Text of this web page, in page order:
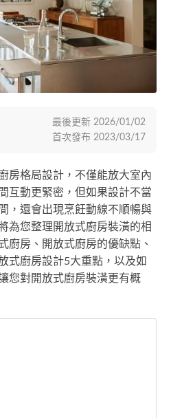
房格局設計，不僅能放大室內
互動更緊密，但如果設計不當
，還會出現烹飪動線不順暢與
為您整理開放式廚房裝潢的相
廚房、開放式廚房的優缺點、
式廚房設計5大重點，以及如
您對開放式廚房裝潢更有概
最後更新 2026/01/02
首次發布 2023/03/17